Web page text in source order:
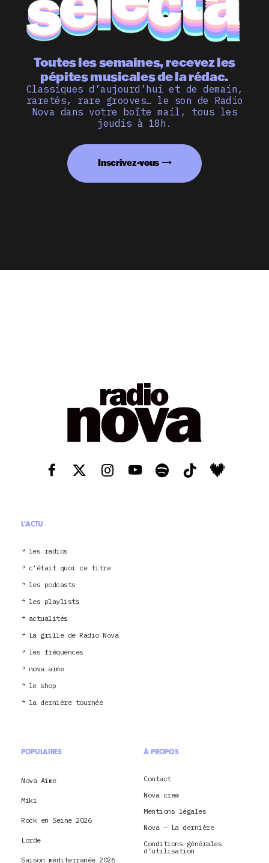
Toutes les semaines, recevez les
pépites musicales de la rédac.
Classiques d’aujourd’hui et de demain,
raretés, rare grooves… le son de Radio
Nova dans votre boîte mail, tous les
jeudis à 18h.
Inscrivez-vous
L'ACTU
les radios
c’était quoi ce titre
les podcasts
les playlists
actualités
La grille de Radio Nova
les fréquences
nova aime
le shop
la dernière tournée
POPULAIRES
Nova Aime
Miki
Rock en Seine 2026
Lorde
Saison méditerranée 2026
À PROPOS
Contact
Nova crew
Mentions légales
Nova – La dernière
Conditions générales
d’utilisation